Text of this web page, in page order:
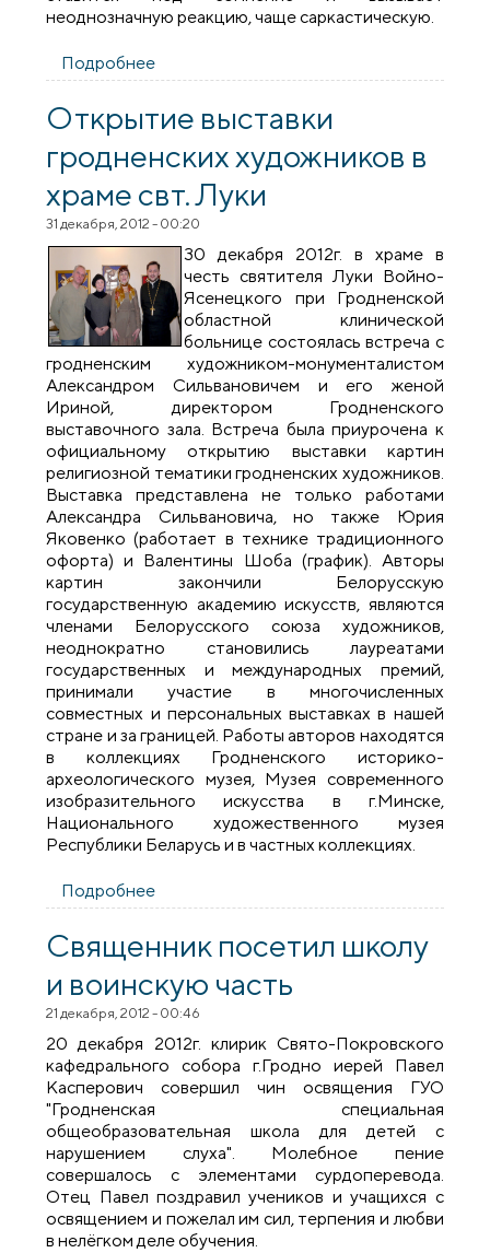
неоднозначную реакцию, чаще саркастическую.
Подробнее
трезвости «Покровское»
Открытие выставки
гродненских художников в
храме свт. Луки
31 декабря, 2012 - 00:20
30 декабря 2012г. в храме в
честь святителя Луки Войно-
Ясенецкого при Гродненской
областной клинической
больнице состоялась встреча с
гродненским художником-монументалистом
Александром Сильвановичем и его женой
Ириной, директором Гродненского
выставочного зала. Встреча была приурочена к
официальному открытию выставки картин
религиозной тематики гродненских художников.
Выставка представлена не только работами
Александра Сильвановича, но также Юрия
Яковенко (работает в технике традиционного
офорта) и Валентины Шоба (график). Авторы
картин закончили Белорусскую
государственную академию искусств, являются
членами Белорусского союза художников,
неоднократно становились лауреатами
государственных и международных премий,
принимали участие в многочисленных
совместных и персональных выставках в нашей
стране и за границей. Работы авторов находятся
в коллекциях Гродненского историко-
археологического музея, Музея современного
изобразительного искусства в г.Минске,
Национального художественного музея
Республики Беларусь и в частных коллекциях.
Подробнее
художников в храме свт. Луки
Священник посетил школу
и воинскую часть
21 декабря, 2012 - 00:46
20 декабря 2012г. клирик Свято-Покровского
кафедрального собора г.Гродно иерей Павел
Касперович совершил чин освящения ГУО
"Гродненская специальная
общеобразовательная школа для детей с
нарушением слуха". Молебное пение
совершалось с элементами сурдоперевода.
Отец Павел поздравил учеников и учащихся с
освящением и пожелал им сил, терпения и любви
в нелёгком деле обучения.